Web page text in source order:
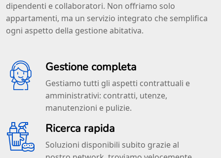
dipendenti e collaboratori. Non offriamo solo
appartamenti, ma un servizio integrato che semplifica
ogni aspetto della gestione abitativa.
Gestione completa
Gestiamo tutti gli aspetti contrattuali e
amministrativi: contratti, utenze,
manutenzioni e pulizie.
Ricerca rapida
Soluzioni disponibili subito grazie al